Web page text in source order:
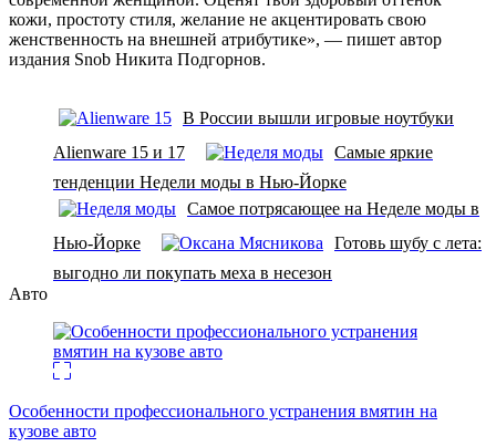
кожи, простоту стиля, желание не акцентировать свою
женственность на внешней атрибутике», — пишет автор
издания Snob Никита Подгорнов.
В России вышли игровые ноутбуки
Alienware 15 и 17
Самые яркие
тенденции Недели моды в Нью-Йорке
Самое потрясающее на Неделе моды в
Нью-Йорке
Готовь шубу с лета:
выгодно ли покупать меха в несезон
Авто
Особенности профессионального устранения вмятин на
кузове авто